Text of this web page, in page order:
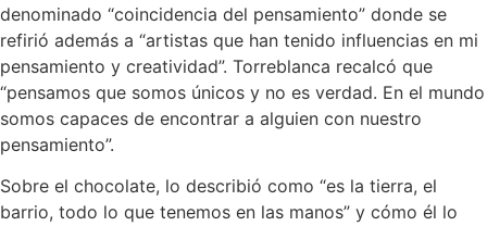
denominado “coincidencia del pensamiento” donde se
refirió además a “artistas que han tenido influencias en mi
pensamiento y creatividad”. Torreblanca recalcó que
“pensamos que somos únicos y no es verdad. En el mundo
somos capaces de encontrar a alguien con nuestro
pensamiento”.
Sobre el chocolate, lo describió como “es la tierra, el
barrio, todo lo que tenemos en las manos” y cómo él lo